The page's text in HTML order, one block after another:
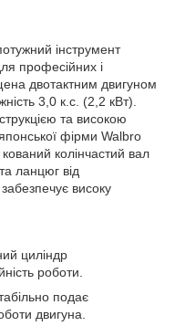
інструмент
професійних і
двотактним двигуном
3,0 к.с. (2,2 кВт).
та високою
фірми Walbro
колінчастий вал
ланцюг від
високу
циліндр
роботи.
подає
двигуна.